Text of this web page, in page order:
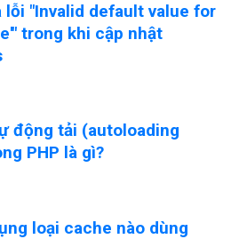
lỗi "Invalid default value for
trong khi cập nhật
động tải (autoloading
PHP là gì?
loại cache nào dùng